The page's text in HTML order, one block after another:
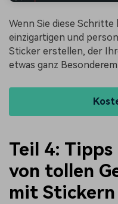
Wenn Sie diese
einzigartigen und
Sticker erstellen, der
etwas ganz
Teil 4:
von tollen
mit Stickern